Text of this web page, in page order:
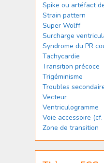
Spike ou artéfact
Strain pattern
Super Wolff
Surcharge
Syndrome du PR
Tachycardie
Transition précoce
Trigéminisme
Troubles
Vecteur
Ventriculogramme
Voie accessoire
Zone de transition